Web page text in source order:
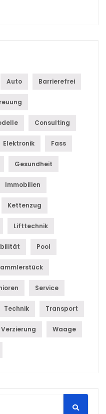
Auto Barrierefrei
Consulting
Elektronik Fass
Gesundheit
Immobilien
Kettenzug
Lifttechnik
Pool
Service
Technik Transport
Verzierung Waage